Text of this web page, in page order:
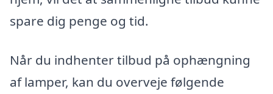
spare dig penge og tid.
Når du indhenter tilbud på ophængning
af lamper, kan du overveje følgende